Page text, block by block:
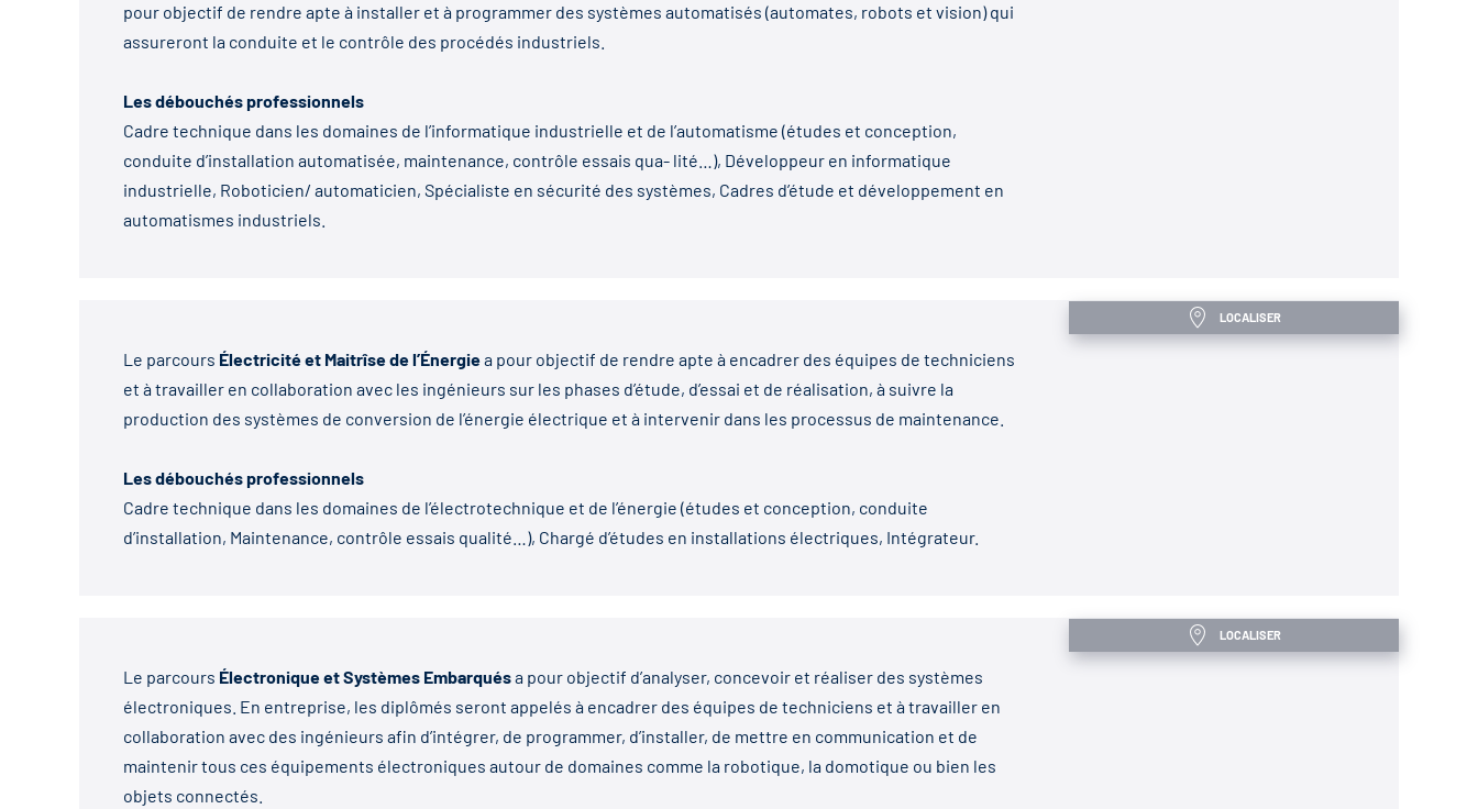
pour objectif de rendre apte à installer et à programmer des systèmes automatisés (automates, robots et vision) qui
assureront la conduite et le contrôle des procédés industriels.
Les débouchés professionnels
Cadre technique dans les domaines de l’informatique industrielle et de l’automatisme (études et conception,
conduite d’installation automatisée, maintenance, contrôle essais qua- lité…), Développeur en informatique
industrielle, Roboticien/ automaticien, Spécialiste en sécurité des systèmes, Cadres d’étude et développement en
automatismes industriels.
Le parcours Électricité et Maitrîse de l’Énergiea pour objectif de rendre apte à encadrer des équipes de techniciens
et à travailler en collaboration avec les ingénieurs sur les phases d’étude, d’essai et de réalisation, à suivre la
production des systèmes de conversion de l’énergie électrique et à intervenir dans les processus de maintenance.
Les débouchés professionnels
Cadre technique dans les domaines de l’électrotechnique et de l’énergie (études et conception, conduite
d’installation, Maintenance, contrôle essais qualité…), Chargé d’études en installations électriques, Intégrateur.
LOCALISER
Le parcours Électronique et Systèmes Embarquésa pour objectif d’analyser, concevoir et réaliser des systèmes
électroniques. En entreprise, les diplômés seront appelés à encadrer des équipes de techniciens et à travailler en
collaboration avec des ingénieurs afin d’intégrer, de programmer, d’installer, de mettre en communication et de
maintenir tous ces équipements électroniques autour de domaines comme la robotique, la domotique ou bien les
objets connectés.
LOCALISER